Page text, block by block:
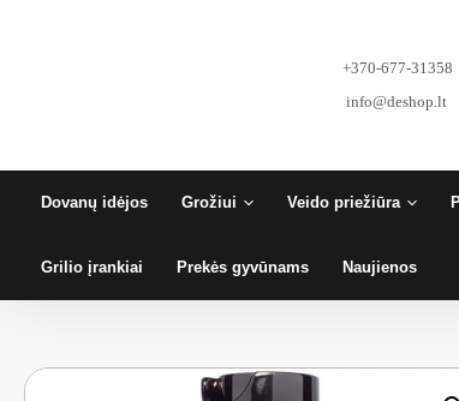
+370-677-31358
info@deshop.lt
Dovanų idėjos Grožiui Veido priežiūra
Grilio įrankiai Prekės gyvūnams Naujienos